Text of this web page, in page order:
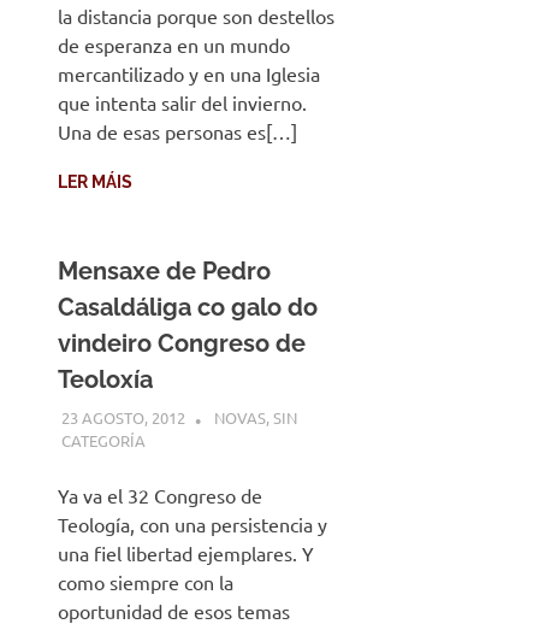
la distancia porque son destellos
de esperanza en un mundo
mercantilizado y en una Iglesia
que intenta salir del invierno.
Una de esas personas es[…]
LER MÁIS
Mensaxe de Pedro
Casaldáliga co galo do
vindeiro Congreso de
Teoloxía
23 AGOSTO, 2012 DESARROLLO
NOVAS,SIN
CATEGORÍA
Ya va el 32 Congreso de
Teología, con una persistencia y
una fiel libertad ejemplares. Y
como siempre con la
oportunidad de esos temas